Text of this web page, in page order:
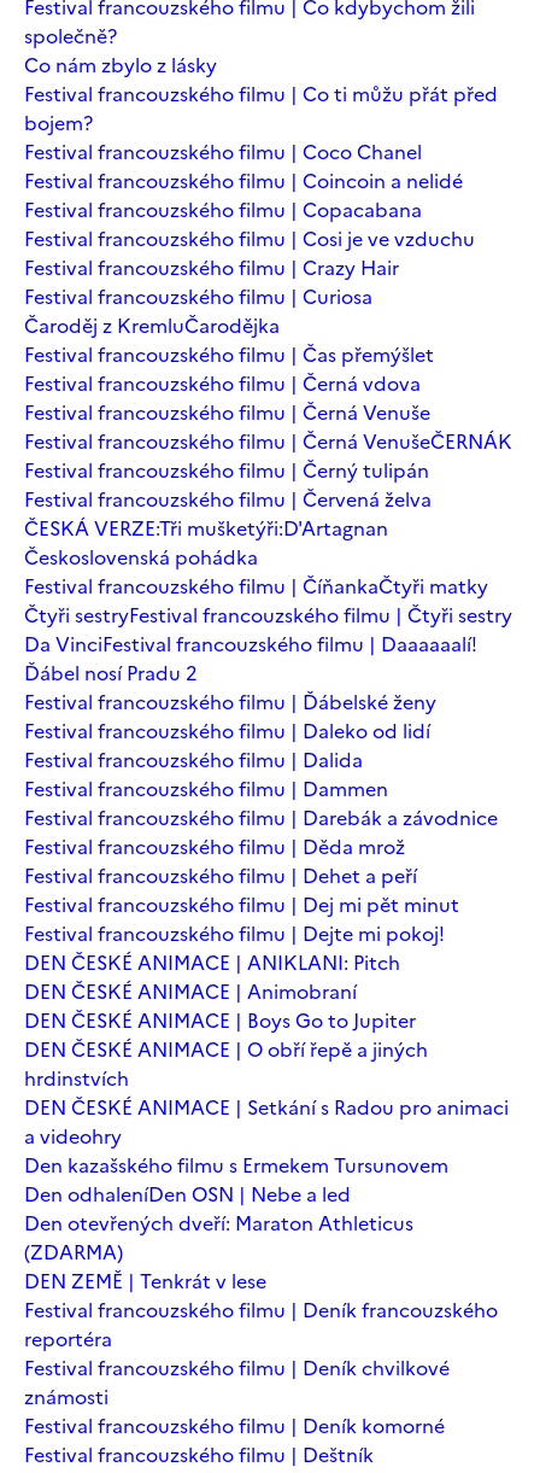
Festival francouzského filmu | Co kdybychom žili
společně?
Co nám zbylo z lásky
Festival francouzského filmu | Co ti můžu přát před
bojem?
Festival francouzského filmu | Coco Chanel
Festival francouzského filmu | Coincoin a nelidé
Festival francouzského filmu | Copacabana
Festival francouzského filmu | Cosi je ve vzduchu
Festival francouzského filmu | Crazy Hair
Festival francouzského filmu | Curiosa
Čaroděj z KremluČarodějka
Festival francouzského filmu | Čas přemýšlet
Festival francouzského filmu | Černá vdova
Festival francouzského filmu | Černá Venuše
Festival francouzského filmu | Černá VenušeČERNÁK
Festival francouzského filmu | Černý tulipán
Festival francouzského filmu | Červená želva
ČESKÁ VERZE:Tři mušketýři:D'Artagnan
Československá pohádka
Festival francouzského filmu | ČíňankaČtyři matky
Čtyři sestryFestival francouzského filmu | Čtyři sestry
Da VinciFestival francouzského filmu | Daaaaaalí!
Ďábel nosí Pradu 2
Festival francouzského filmu | Ďábelské ženy
Festival francouzského filmu | Daleko od lidí
Festival francouzského filmu | Dalida
Festival francouzského filmu | Dammen
Festival francouzského filmu | Darebák a závodnice
Festival francouzského filmu | Děda mrož
Festival francouzského filmu | Dehet a peří
Festival francouzského filmu | Dej mi pět minut
Festival francouzského filmu | Dejte mi pokoj!
DEN ČESKÉ ANIMACE | ANIKLANI: Pitch
DEN ČESKÉ ANIMACE | Animobraní
DEN ČESKÉ ANIMACE | Boys Go to Jupiter
DEN ČESKÉ ANIMACE | O obří řepě a jiných
hrdinstvích
DEN ČESKÉ ANIMACE | Setkání s Radou pro animaci
a videohry
Den kazašského filmu s Ermekem Tursunovem
Den odhaleníDen OSN | Nebe a led
Den otevřených dveří: Maraton Athleticus
(ZDARMA)
DEN ZEMĚ | Tenkrát v lese
Festival francouzského filmu | Deník francouzského
reportéra
Festival francouzského filmu | Deník chvilkové
známosti
Festival francouzského filmu | Deník komorné
Festival francouzského filmu | Deštník